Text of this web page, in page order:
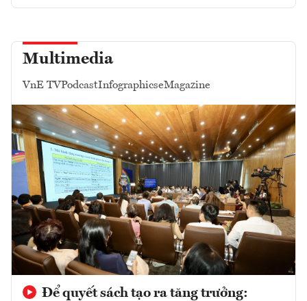
Multimedia
VnE TVPodcastInfographicseMagazine
Để quyết sách tạo ra tăng trưởng: